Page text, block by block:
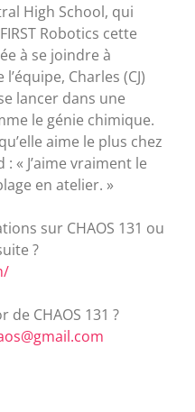
High School, qui
Robotics cette
à se joindre à
Charles (CJ)
lancer dans une
le génie chimique.
aime le plus chez
: « J’aime vraiment le
en atelier. »
sur CHAOS 131 ou
?
CHAOS 131 ?